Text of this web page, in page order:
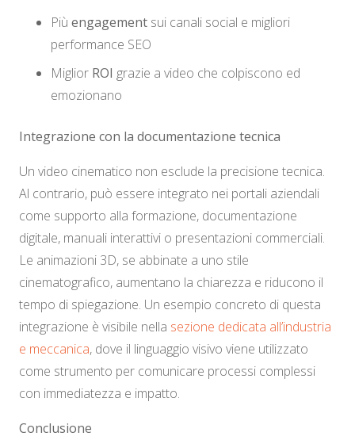
Più engagement sui canali social e migliori
performance SEO
Miglior ROI grazie a video che colpiscono ed
emozionano
Integrazione con la documentazione tecnica
Un video cinematico non esclude la precisione tecnica.
Al contrario, può essere integrato nei portali aziendali
come supporto alla formazione, documentazione
digitale, manuali interattivi o presentazioni commerciali.
Le animazioni 3D, se abbinate a uno stile
cinematografico, aumentano la chiarezza e riducono il
tempo di spiegazione. Un esempio concreto di questa
integrazione è visibile nella sezione dedicata all’industria
e meccanica, dove il linguaggio visivo viene utilizzato
come strumento per comunicare processi complessi
con immediatezza e impatto.
Conclusione